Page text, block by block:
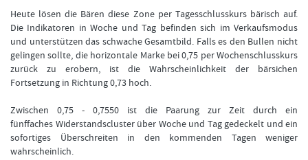
Heute lösen die Bären diese Zone per Tagesschlusskurs bärisch auf.
Die Indikatoren in Woche und Tag befinden sich im Verkaufsmodus
und unterstützen das schwache Gesamtbild. Falls es den Bullen nicht
gelingen sollte, die horizontale Marke bei 0,75 per Wochenschlusskurs
zurück zu erobern, ist die Wahrscheinlichkeit der bärsichen
Fortsetzung in Richtung 0,73 hoch.
Zwischen 0,75 - 0,7550 ist die Paarung zur Zeit durch ein
fünffaches Widerstandscluster über Woche und Tag gedeckelt und ein
sofortiges Überschreiten in den kommenden Tagen weniger
wahrscheinlich.